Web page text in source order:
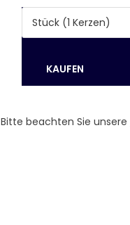
Bitte beachten Sie unsere